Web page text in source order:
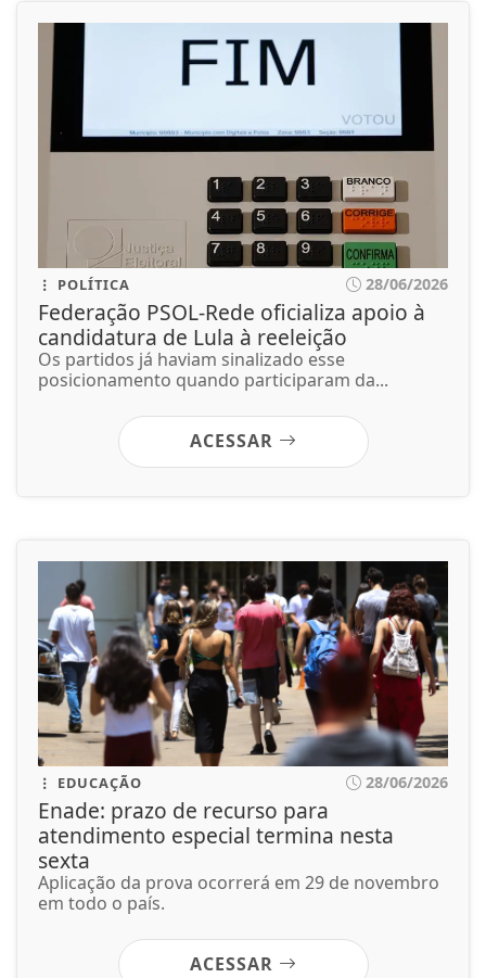
POLÍTICA 28/06/2026
Federação PSOL-Rede oficializa apoio à
candidatura de Lula à reeleição
Os partidos já haviam sinalizado esse
posicionamento quando participaram da...
ACESSAR
Enade: prazo de recurso para
atendimento especial termina nesta
sexta
Aplicação da prova ocorrerá em 29 de novembro
em todo o país.
ACESSAR